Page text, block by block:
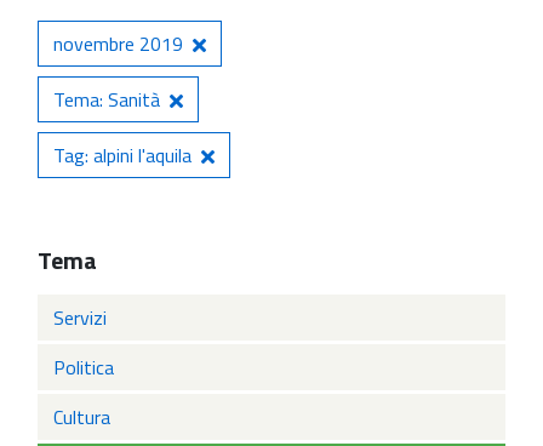
novembre 2019
Tema: Sanità
Tag: alpini l'aquila
Tema
Servizi
Politica
Cultura